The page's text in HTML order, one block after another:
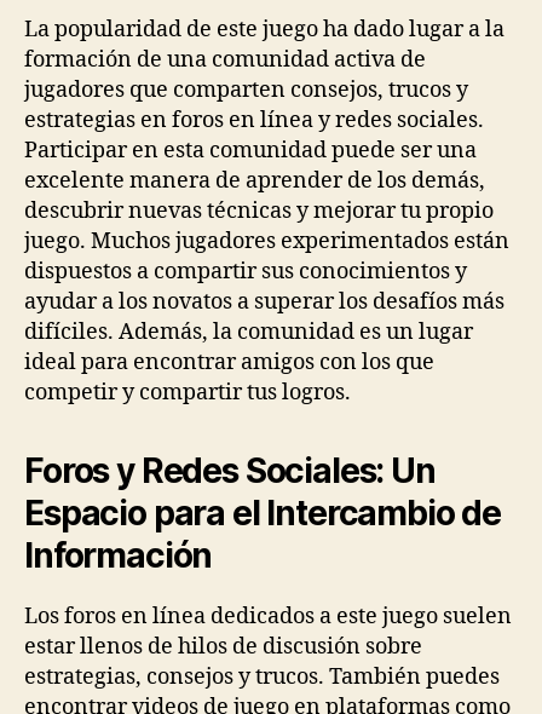
La popularidad de este juego ha dado lugar a la
formación de una comunidad activa de
jugadores que comparten consejos, trucos y
estrategias en foros en línea y redes sociales.
Participar en esta comunidad puede ser una
excelente manera de aprender de los demás,
descubrir nuevas técnicas y mejorar tu propio
juego. Muchos jugadores experimentados están
dispuestos a compartir sus conocimientos y
ayudar a los novatos a superar los desafíos más
difíciles. Además, la comunidad es un lugar
ideal para encontrar amigos con los que
competir y compartir tus logros.
Foros y Redes Sociales: Un
Espacio para el Intercambio de
Información
Los foros en línea dedicados a este juego suelen
estar llenos de hilos de discusión sobre
estrategias, consejos y trucos. También puedes
encontrar videos de juego en plataformas como